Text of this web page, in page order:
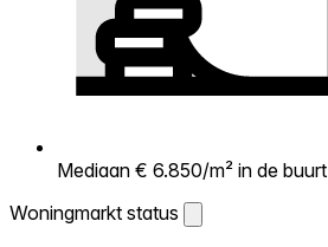
Mediaan € 6.850/m² in de buurt
Woningmarkt status